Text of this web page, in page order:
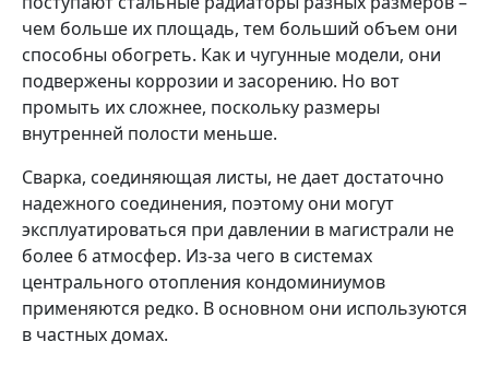
чем больше их площадь, тем больший объем они
способны обогреть. Как и чугунные модели, они
подвержены коррозии и засорению. Но вот
промыть их сложнее, поскольку размеры
внутренней полости меньше.
Сварка, соединяющая листы, не дает достаточно
надежного соединения, поэтому они могут
эксплуатироваться при давлении в магистрали не
более 6 атмосфер. Из-за чего в системах
центрального отопления кондоминиумов
применяются редко. В основном они используются
в частных домах.